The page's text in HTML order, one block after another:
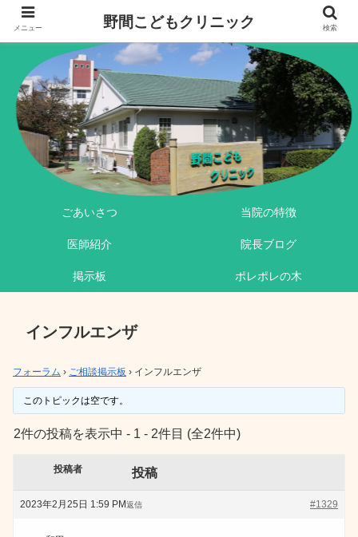
ごあいさつ 当院の特徴
医師紹介 院長ブログ
掲示板 ポレポレの木
インフルエンザ
フォーラム › ご相談掲示板 › インフルエンザ
このトピックは空です。
2件の投稿を表示中 - 1 - 2件目 (全2件中)
投稿者 投稿
2023年2月25日 1:59 PM #1329
返信
メニュー 野間こどもクリニック 検索